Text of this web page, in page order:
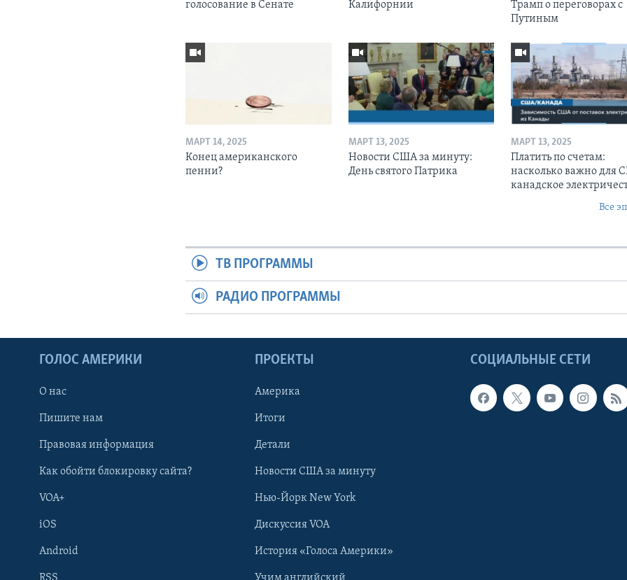
голосование в Сенате
Калифорнии
Трамп о переговорах с
Путиным
МАРТ 14, 2025
Конец американского
пенни?
МАРТ 13, 2025
Новости США за минуту:
День святого Патрика
МАРТ 13, 2025
Платить по счетам:
насколько важно для
канадское
Все
ТВ ПРОГРАММЫ
РАДИО ПРОГРАММЫ
СОЦИАЛЬНЫЕ СЕТИ
ГОЛОС АМЕРИКИ
О нас
Пишите нам
Правовая информация
Как обойти блокировку сайта?
VOA+
iOS
Android
ПРОЕКТЫ
Америка
Итоги
Детали
Новости США за минуту
Нью-Йорк New York
Дискуссия VOA
История «Голоса Америки»